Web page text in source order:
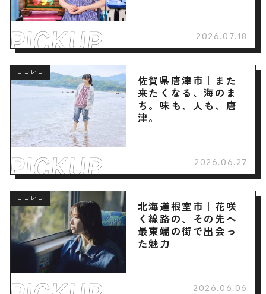
2026.07.18
ロコレコ
佐賀県唐津市｜また
来たくなる、海のま
ち。味も、人も、唐
津。
2026.06.27
ロコレコ
北海道根室市｜花咲
く線路の、その先へ
最東端の街で出会っ
た魅力
2026.06.06